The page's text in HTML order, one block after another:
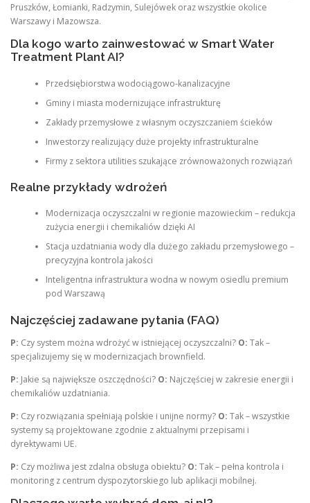
Pruszków, Łomianki, Radzymin, Sulejówek oraz wszystkie okolice
Warszawy i Mazowsza.
Dla kogo warto zainwestować w Smart Water
Treatment Plant AI?
Przedsiębiorstwa wodociągowo-kanalizacyjne
Gminy i miasta modernizujące infrastrukturę
Zakłady przemysłowe z własnym oczyszczaniem ścieków
Inwestorzy realizujący duże projekty infrastrukturalne
Firmy z sektora utilities szukające zrównoważonych rozwiązań
Realne przykłady wdrożeń
Modernizacja oczyszczalni w regionie mazowieckim – redukcja
zużycia energii i chemikaliów dzięki AI
Stacja uzdatniania wody dla dużego zakładu przemysłowego –
precyzyjna kontrola jakości
Inteligentna infrastruktura wodna w nowym osiedlu premium
pod Warszawą
Najczęściej zadawane pytania (FAQ)
P: Czy system można wdrożyć w istniejącej oczyszczalni? O: Tak –
specjalizujemy się w modernizacjach brownfield.
P: Jakie są największe oszczędności? O: Najczęściej w zakresie energii i
chemikaliów uzdatniania.
P: Czy rozwiązania spełniają polskie i unijne normy? O: Tak – wszystkie
systemy są projektowane zgodnie z aktualnymi przepisami i
dyrektywami UE.
P: Czy możliwa jest zdalna obsługa obiektu? O: Tak – pełna kontrola i
monitoring z centrum dyspozytorskiego lub aplikacji mobilnej.